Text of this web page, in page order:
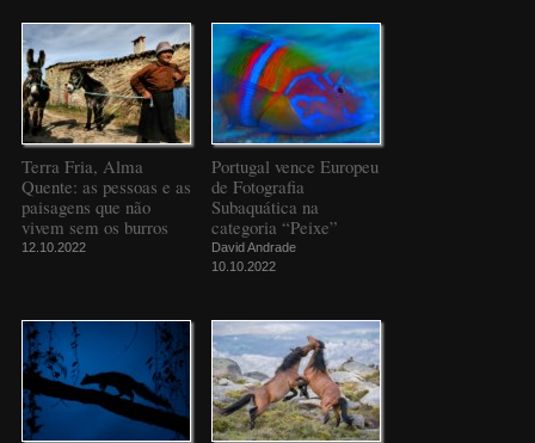
Terra Fria, Alma
Quente: as pessoas e as
paisagens que não
vivem sem os burros
12.10.2022
Portugal vence Europeu
de Fotografia
Subaquática na
categoria “Peixe”
David Andrade
10.10.2022